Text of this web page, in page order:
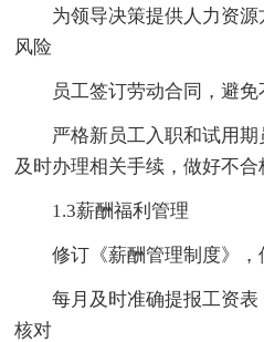
为领导决策提供人力资
风险
员工签订劳动合同，避
严格新员工入职和试用
及时办理相关手续，做好不合
1.3薪酬福利管理
修订《薪酬管理制度》
每月及时准确提报工资
核对